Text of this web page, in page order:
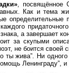
, посвящённое
Как и тема
определительные
а завершает
за скупыми
не боится своей
ты жива”. Ни
Ленинграду”, и